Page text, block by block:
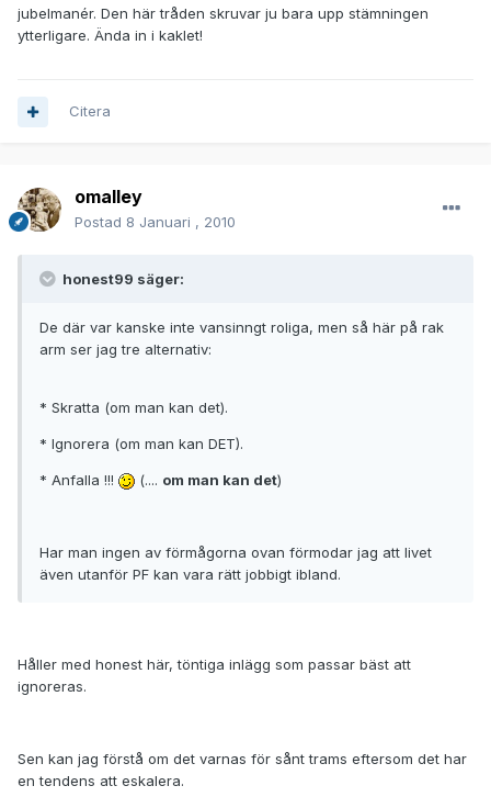
jubelmanér. Den här tråden skruvar ju bara upp stämningen
ytterligare. Ända in i kaklet!
Citera
omalley
Postad 8 Januari , 2010
honest99 säger:
De där var kanske inte vansinngt roliga, men så här på rak
arm ser jag tre alternativ:
* Skratta (om man kan det).
* Ignorera (om man kan DET).
* Anfalla !!! (.... om man kan det)
Har man ingen av förmågorna ovan förmodar jag att livet
även utanför PF kan vara rätt jobbigt ibland.
Håller med honest här, töntiga inlägg som passar bäst att
ignoreras.
Sen kan jag förstå om det varnas för sånt trams eftersom det har
en tendens att eskalera.